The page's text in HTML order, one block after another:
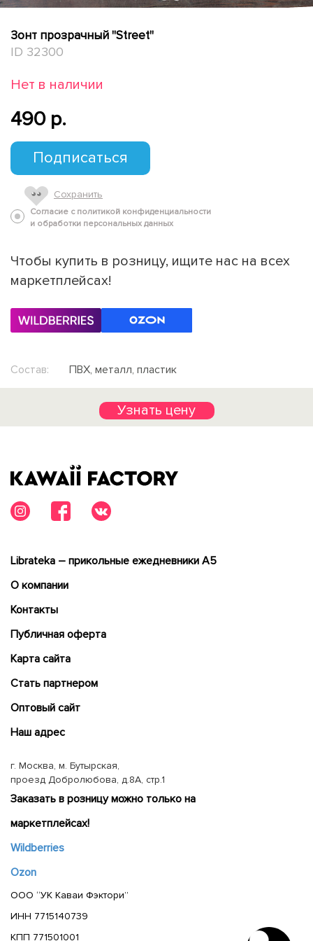
Зонт прозрачный "Street"
ID 32300
Нет в наличии
490 p.
Подписаться
Сохранить
Согласие с политикой конфиденциальности
и обработки персональных данных
Чтобы купить в розницу, ищите нас на всех
маркетплейсах!
Состав: ПВХ, металл, пластик
Узнать цену
Librateka – прикольные ежедневники А5
О компании
Контакты
Публичная оферта
Карта сайта
Cтать партнером
Оптовый сайт
Наш адрес
г. Москва, м. Бутырская,
проезд Добролюбова, д.8А, стр.1
Заказать в розницу можно только на
маркетплейсах!
Wildberries
Ozon
ООО “УК Каваи Фэктори”
ИНН 7715140739
КПП 771501001